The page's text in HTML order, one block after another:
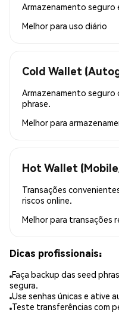
Armazenamento seguro
Melhor para uso diário
Cold Wallet
Armazenamento seguro
phrase.
Melhor para
Hot Wallet
Transações
riscos online.
Melhor para transações
Dicas profissionais:
Faça backup das seed
segura.
Use senhas únicas e ative
Teste transferências com